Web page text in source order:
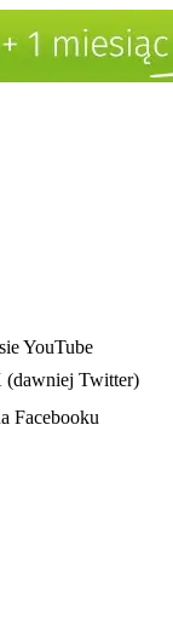
YouTube
(dawniej Twitter)
Facebooku